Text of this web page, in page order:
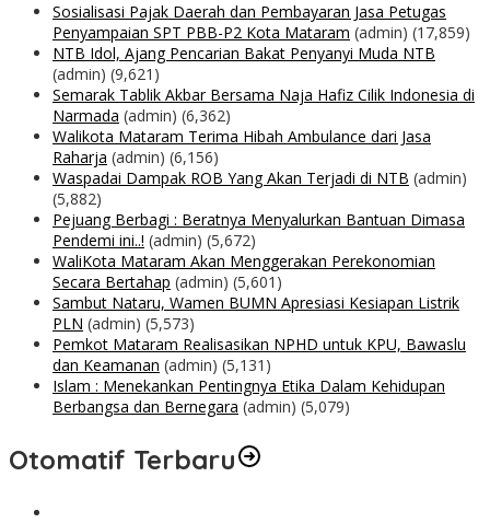
Sosialisasi Pajak Daerah dan Pembayaran Jasa Petugas
Penyampaian SPT PBB-P2 Kota Mataram (admin) (17,859)
NTB Idol, Ajang Pencarian Bakat Penyanyi Muda NTB
(admin) (9,621)
Semarak Tablik Akbar Bersama Naja Hafiz Cilik Indonesia di
Narmada (admin) (6,362)
Walikota Mataram Terima Hibah Ambulance dari Jasa
Raharja (admin) (6,156)
Waspadai Dampak ROB Yang Akan Terjadi di NTB (admin)
(5,882)
Pejuang Berbagi : Beratnya Menyalurkan Bantuan Dimasa
Pendemi ini..! (admin) (5,672)
WaliKota Mataram Akan Menggerakan Perekonomian
Secara Bertahap (admin) (5,601)
Sambut Nataru, Wamen BUMN Apresiasi Kesiapan Listrik
PLN (admin) (5,573)
Pemkot Mataram Realisasikan NPHD untuk KPU, Bawaslu
dan Keamanan (admin) (5,131)
Islam : Menekankan Pentingnya Etika Dalam Kehidupan
Berbangsa dan Bernegara (admin) (5,079)
Otomatif Terbaru